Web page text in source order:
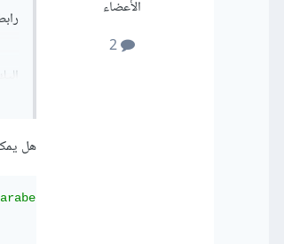
الأعضاء
2
هل
master/vboxyoutube.css"